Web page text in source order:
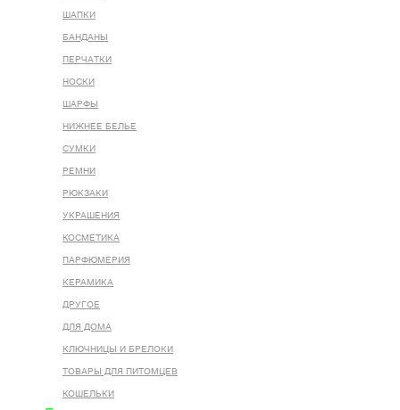
ШАПКИ
БАНДАНЫ
ПЕРЧАТКИ
НОСКИ
ШАРФЫ
НИЖНЕЕ БЕЛЬЕ
СУМКИ
РЕМНИ
РЮКЗАКИ
УКРАШЕНИЯ
КОСМЕТИКА
ПАРФЮМЕРИЯ
КЕРАМИКА
ДРУГОЕ
ДЛЯ ДОМА
КЛЮЧНИЦЫ И БРЕЛОКИ
ТОВАРЫ ДЛЯ ПИТОМЦЕВ
КОШЕЛЬКИ